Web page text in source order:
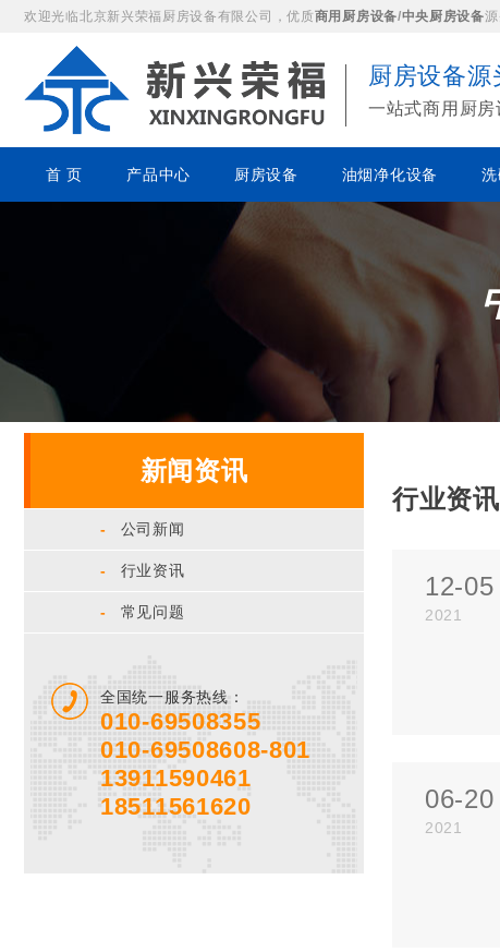
欢迎光临北京新兴荣福厨房设备有限公司，优质商用厨房设备/中央厨房设备源
厨房设备源
一站式商用厨
首 页 产品中心 厨房设备 油烟净化设备
新闻资讯
- 公司新闻
- 行业资讯
- 常见问题
全国统一服务热线：
010-69508355
010-69508608-801
13911590461
18511561620
行业资讯
12-05
2021
06-20
2021